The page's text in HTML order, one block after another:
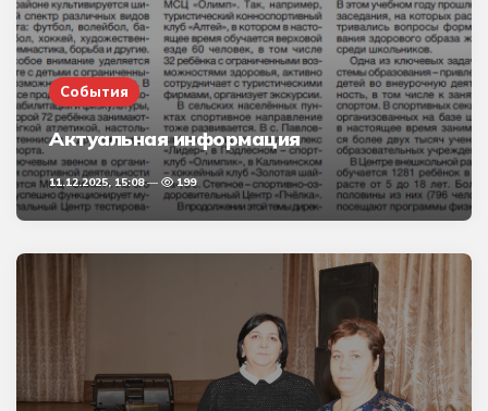
События
Актуальная информация
11.12.2025, 15:08 199